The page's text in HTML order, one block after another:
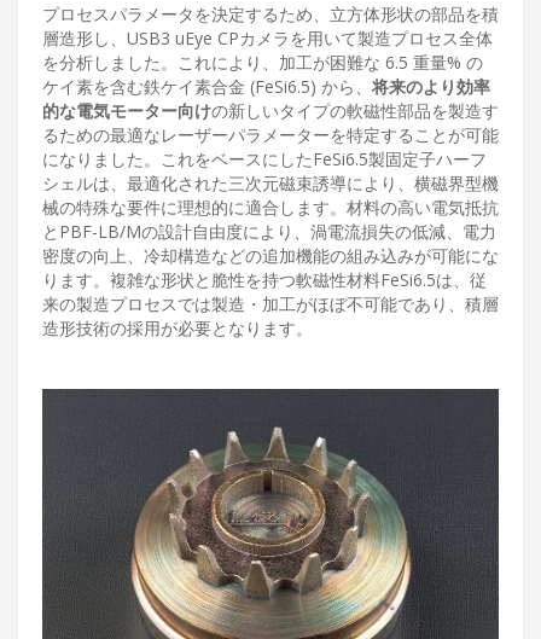
プロセスパラメータを決定するため、立方体形状の部品を積
層造形し、USB3 uEye CPカメラを用いて製造プロセス全体
を分析しました。これにより、加工が困難な 6.5 重量% の
ケイ素を含む鉄ケイ素合金 (FeSi6.5) から、 将来のより効率
的な電気モーター向けの新しいタイプの軟磁性部品を製造す
るための最適なレーザーパラメーターを特定することが可能
になりました。これをベースにしたFeSi6.5製固定子ハーフ
シェルは、最適化された三次元磁束誘導により、横磁界型機
械の特殊な要件に理想的に適合します。材料の高い電気抵抗
とPBF-LB/Mの設計自由度により、渦電流損失の低減、電力
密度の向上、冷却構造などの追加機能の組み込みが可能にな
ります。複雑な形状と脆性を持つ軟磁性材料FeSi6.5は、従
来の製造プロセスでは製造・加工がほぼ不可能であり、積層
造形技術の採用が必要となります。